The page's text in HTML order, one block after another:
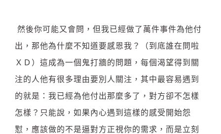
然後你可能又會問，但我已經做了萬件事件為他付
出，那他為什麼不知道要感恩我？（到底誰在問啦
ＸＤ）這成為一個鬼打牆的問題，每個渴望得到關
注的人他有很多理由要別人關注，其中最容易遇到
的就是：我已經為他付出那麼多了，對方卻不怎樣
怎樣？只能說，如果內心遇到這樣的感受開始怨
懟，應該做的不是逼對方正視你的需求，而是立刻